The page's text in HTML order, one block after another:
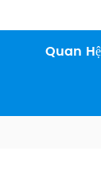
Quan